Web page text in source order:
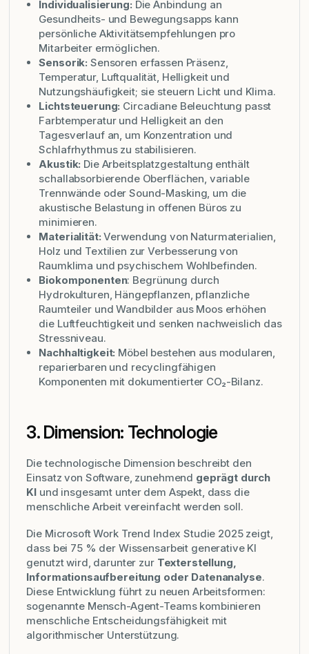
Individualisierung: Die Anbindung an
Gesundheits- und Bewegungsapps kann
persönliche Aktivitätsempfehlungen pro
Mitarbeiter ermöglichen.
Sensorik: Sensoren erfassen Präsenz,
Temperatur, Luftqualität, Helligkeit und
Nutzungshäufigkeit; sie steuern Licht und Klima.
Lichtsteuerung: Circadiane Beleuchtung passt
Farbtemperatur und Helligkeit an den
Tagesverlauf an, um Konzentration und
Schlafrhythmus zu stabilisieren.
Akustik: Die Arbeitsplatzgestaltung enthält
schallabsorbierende Oberflächen, variable
Trennwände oder Sound-Masking, um die
akustische Belastung in offenen Büros zu
minimieren.
Materialität: Verwendung von Naturmaterialien,
Holz und Textilien zur Verbesserung von
Raumklima und psychischem Wohlbefinden.
Biokomponenten: Begrünung durch
Hydrokulturen, Hängepflanzen, pflanzliche
Raumteiler und Wandbilder aus Moos erhöhen
die Luftfeuchtigkeit und senken nachweislich das
Stressniveau.
Nachhaltigkeit: Möbel bestehen aus modularen,
reparierbaren und recyclingfähigen
Komponenten mit dokumentierter CO₂-Bilanz.
3. Dimension: Technologie
Die technologische Dimension beschreibt den
Einsatz von Software, zunehmend geprägt durch
KI und insgesamt unter dem Aspekt, dass die
menschliche Arbeit vereinfacht werden soll.
Die Microsoft Work Trend Index Studie 2025 zeigt,
dass bei 75 % der Wissensarbeit generative KI
genutzt wird, darunter zurTexterstellung,
Informationsaufbereitung oder Datenanalyse.
Diese Entwicklung führt zu neuen Arbeitsformen:
sogenannte Mensch-Agent-Teams kombinieren
menschliche Entscheidungsfähigkeit mit
algorithmischer Unterstützung.